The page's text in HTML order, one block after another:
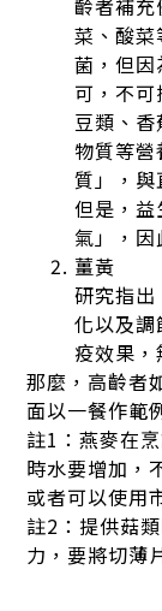
菜、酸
菌，但
可，不
豆類、
物質等
質」，與
但是，
氣」，因
薑黃
研究指
化以及
疫效果，
那麼，高齡者
面以一餐作範
註1：燕麥在
時水要增加，
或者可以使用
註2：提供菇
力，要將切薄